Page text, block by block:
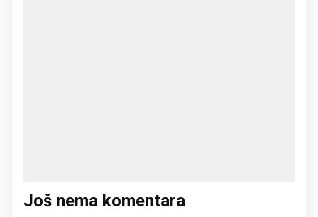
Još nema komentara